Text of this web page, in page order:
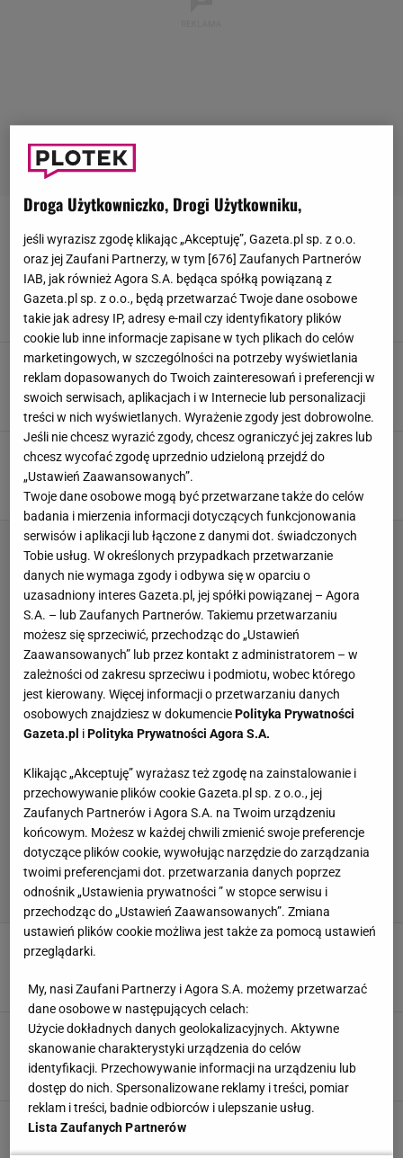
BAJM
Beata Kozidrak opuściła szpital. Były mąż miał
przekazać nowe wieści
Marcin Wolniak,15 STYCZNIA 2025, 09:33
Kozidrak bardzo przeżyła śmierć brata.
Wyjawiła jego ostatnie chwile
Marcin Wolniak,10 STYCZNIA 2025, 17:50
Co się dzieje z Beatą Kozidrak? Były mąż z
niepokojącymi wieściami
Weronika Zając, 19 GRUDNIA 2024, 14:00
Beata Kozidrak ma problemy ze zdrowiem.
Marcin Wolniak,11 GRUDNIA 2024, 18:46
Niepokojące doniesienia o stanie zdrowia
Kozidrak. "Objawy trudne do zlekceważenia"
Weronika Zając,10 GRUDNIA 2024, 14:16
Ten wpis pojawił się nagle. Kozidrak odwołuje
Droga Użytkowniczko, Drogi Użytkowniku,
jeśli wyrazisz zgodę klikając „Akceptuję”, Gazeta.pl sp. z o.o.
oraz jej Zaufani Partnerzy, w tym [676] Zaufanych Partnerów
IAB, jak również Agora S.A. będąca spółką powiązaną z
Gazeta.pl sp. z o.o., będą przetwarzać Twoje dane osobowe
takie jak adresy IP, adresy e-mail czy identyfikatory plików
cookie lub inne informacje zapisane w tych plikach do celów
marketingowych, w szczególności na potrzeby wyświetlania
reklam dopasowanych do Twoich zainteresowań i preferencji w
swoich serwisach, aplikacjach i w Internecie lub personalizacji
treści w nich wyświetlanych. Wyrażenie zgody jest dobrowolne.
Jeśli nie chcesz wyrazić zgody, chcesz ograniczyć jej zakres lub
chcesz wycofać zgodę uprzednio udzieloną przejdź do
„Ustawień Zaawansowanych”.
Twoje dane osobowe mogą być przetwarzane także do celów
badania i mierzenia informacji dotyczących funkcjonowania
serwisów i aplikacji lub łączone z danymi dot. świadczonych
Tobie usług. W określonych przypadkach przetwarzanie
danych nie wymaga zgody i odbywa się w oparciu o
uzasadniony interes Gazeta.pl, jej spółki powiązanej – Agora
S.A. – lub Zaufanych Partnerów. Takiemu przetwarzaniu
możesz się sprzeciwić, przechodząc do „Ustawień
Zaawansowanych” lub przez kontakt z administratorem – w
zależności od zakresu sprzeciwu i podmiotu, wobec którego
jest kierowany. Więcej informacji o przetwarzaniu danych
osobowych znajdziesz w dokumenciePolityka Prywatności
Gazeta.pl iPolityka Prywatności Agora S.A.
Klikając „Akceptuję” wyrażasz też zgodę na zainstalowanie i
przechowywanie plików cookie Gazeta.pl sp. z o.o., jej
Zaufanych Partnerów i Agora S.A. na Twoim urządzeniu
końcowym. Możesz w każdej chwili zmienić swoje preferencje
dotyczące plików cookie, wywołując narzędzie do zarządzania
twoimi preferencjami dot. przetwarzania danych poprzez
odnośnik „Ustawienia prywatności ” w stopce serwisu i
przechodząc do „Ustawień Zaawansowanych”. Zmiana
ustawień plików cookie możliwa jest także za pomocą ustawień
przeglądarki.
My, nasi Zaufani Partnerzy i Agora S.A. możemy przetwarzać
dane osobowe w następujących celach:
Użycie dokładnych danych geolokalizacyjnych. Aktywne
skanowanie charakterystyki urządzenia do celów
identyfikacji. Przechowywanie informacji na urządzeniu lub
dostęp do nich. Spersonalizowane reklamy i treści, pomiar
reklam i treści, badnie odbiorców i ulepszanie usług.
Lista Zaufanych Partnerów